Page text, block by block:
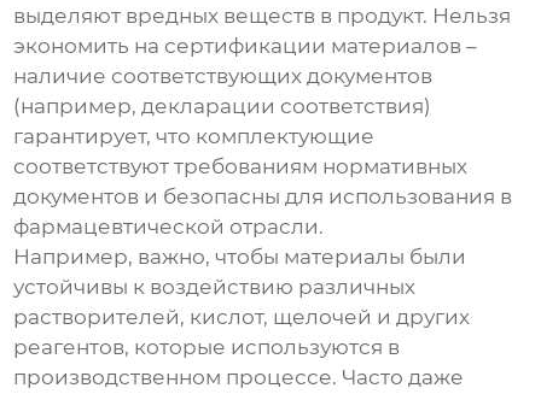
выделяют вредных веществ в продукт. Нельзя
экономить на сертификации материалов –
наличие соответствующих документов
(например, декларации соответствия)
гарантирует, что комплектующие
соответствуют требованиям нормативных
документов и безопасны для использования в
фармацевтической отрасли.
Например, важно, чтобы материалы были
устойчивы к воздействию различных
растворителей, кислот, щелочей и других
реагентов, которые используются в
производственном процессе. Часто даже